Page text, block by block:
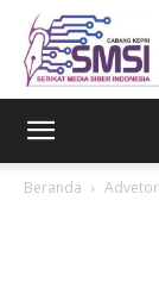
Beranda